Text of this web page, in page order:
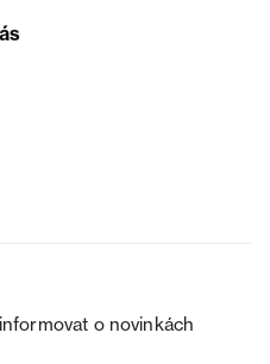
o novinkách